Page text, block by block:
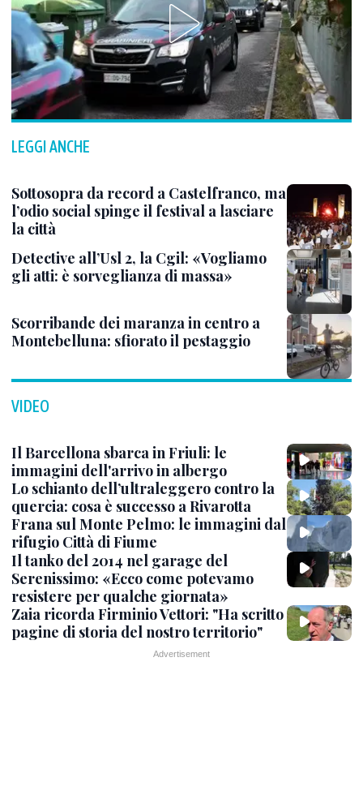
LEGGI ANCHE
Sottosopra da record a Castelfranco, ma
l’odio social spinge il festival a lasciare
la città
Detective all’Usl 2, la Cgil: «Vogliamo
gli atti: è sorveglianza di massa»
Scorribande dei maranza in centro a
Montebelluna: sfiorato il pestaggio
VIDEO
Il Barcellona sbarca in Friuli: le
immagini dell'arrivo in albergo
Lo schianto dell’ultraleggero contro la
quercia: cosa è successo a Rivarotta
Frana sul Monte Pelmo: le immagini dal
rifugio Città di Fiume
Il tanko del 2014 nel garage del
Serenissimo: «Ecco come potevamo
resistere per qualche giornata»
Zaia ricorda Firminio Vettori: "Ha scritto
pagine di storia del nostro territorio"